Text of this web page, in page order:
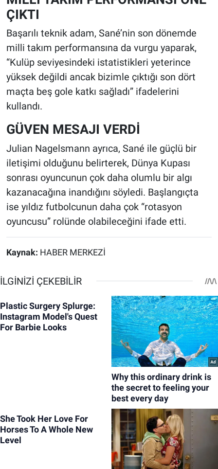
ÇIKTI
Başarılı teknik adam, Sané’nin son dönemde
milli takım performansına da vurgu yaparak,
“Kulüp seviyesindeki istatistikleri yeterince
yüksek değildi ancak bizimle çıktığı son dört
maçta beş gole katkı sağladı” ifadelerini
kullandı.
GÜVEN MESAJI VERDİ
Julian Nagelsmann ayrıca, Sané ile güçlü bir
iletişimi olduğunu belirterek, Dünya Kupası
sonrası oyuncunun çok daha olumlu bir algı
kazanacağına inandığını söyledi. Başlangıçta
ise yıldız futbolcunun daha çok “rotasyon
oyuncusu” rolünde olabileceğini ifade etti.
Kaynak: HABER MERKEZİ